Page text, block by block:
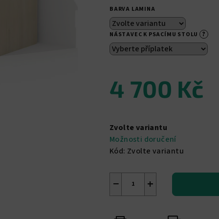
z
5
hvězdiček.
BARVA LAMINA
NÁSTAVEC K PSACÍMU STOLU ?
4 700 Kč
cena:
Zvolte variantu
Možnosti doručení
Kód: Zvolte variantu
+
−